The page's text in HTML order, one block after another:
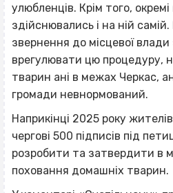
улюбленців. Крім того,
здійснювались і на ній
звернення до місцевої
врегулювати цю процедуру,
тварин ані в межах Черкас,
громади невнормований.
Наприкінці 2025 року
чергові 500 підписів під
розробити та затвердити в
поховання домашніх тварин.